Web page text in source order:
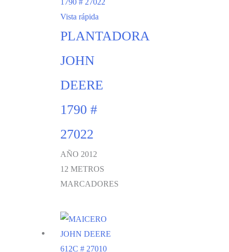
Vista rápida
PLANTADORA
JOHN
DEERE
1790 #
27022
AÑO 2012
12 METROS
MARCADORES